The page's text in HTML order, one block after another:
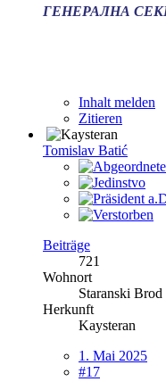
ГЕНЕРАЛНА
Inhalt melden
Zitieren
Tomislav Batić
Beiträge
721
Wohnort
Staranski Brod
Herkunft
Kaysteran
1. Mai 2025
#17